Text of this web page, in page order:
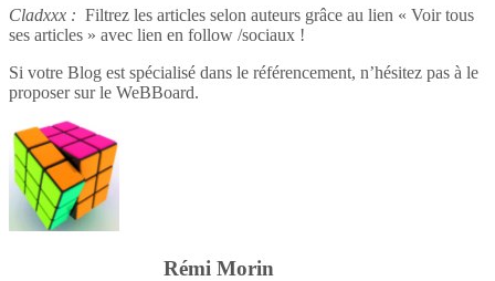
Cladxxx : Filtrez les articles selon auteurs grâce au lien « Voir tous
ses articles » avec lien en follow /sociaux !
Si votre Blog est spécialisé dans le référencement, n’hésitez pas à le
proposer sur le WeBBoard.
Rémi Morin